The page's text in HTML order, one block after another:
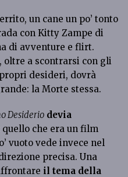
un cane un po’ tonto
con Kitty Zampe di
di avventure e flirt.
oltre a scontrarsi con gli
desideri, dovrà
la Morte stessa.
Desiderio devia
quello che era un film
vuoto vede invece nel
precisa. Una
il tema della